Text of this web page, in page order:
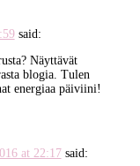
said:
Näyttävät
blogia. Tulen
energiaa päiviini!
at 22:17 said: